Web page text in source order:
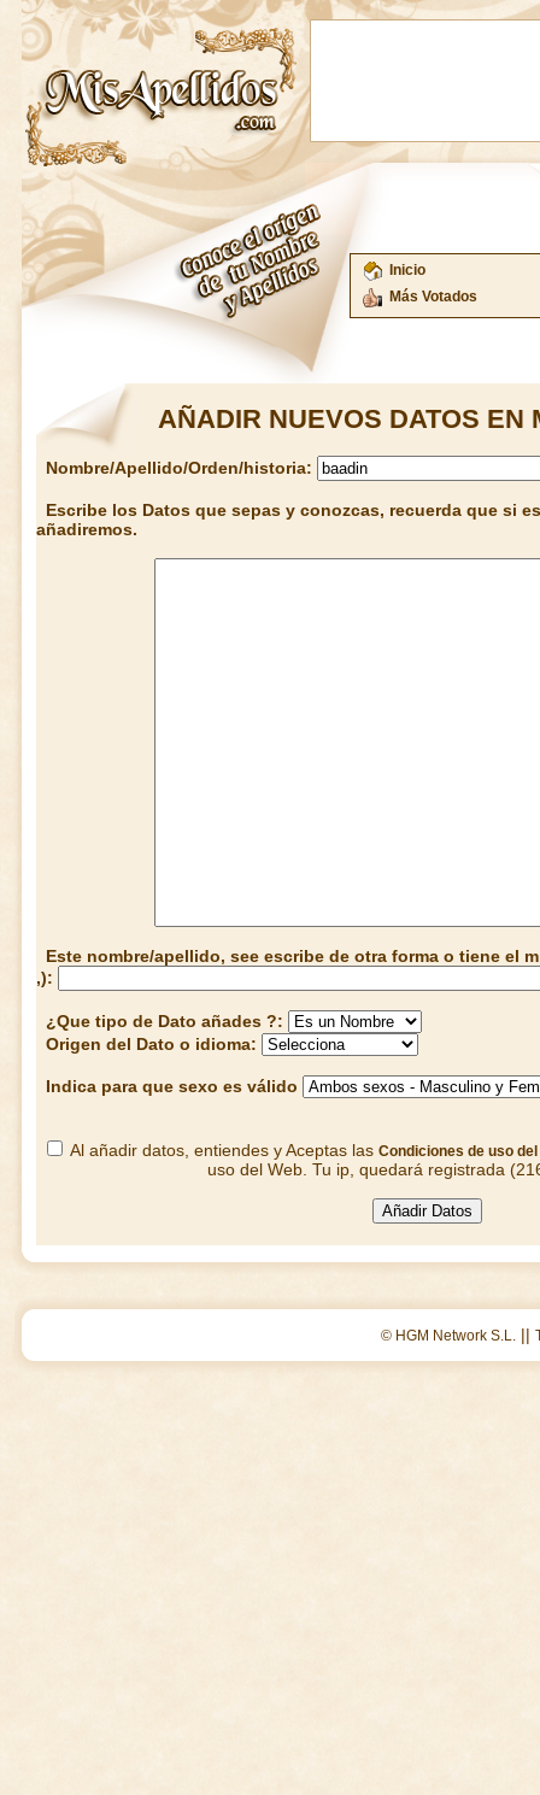
Inicio
Más Votados
AÑADIR NUEVOS DATOS EN
Nombre/Apellido/Orden/historia:
Escribe los Datos que sepas y conozcas, recuerda que si
añadiremos.
Este nombre/apellido, see escribe de otra forma o tiene el
,):
¿Que tipo de Dato añades ?:
Origen del Dato o idioma:
Indica para que sexo es válido
Al añadir datos, entiendes y Aceptas las Condiciones de uso del
uso del Web. Tu ip, quedará registrada
© HGM Network S.L. ||